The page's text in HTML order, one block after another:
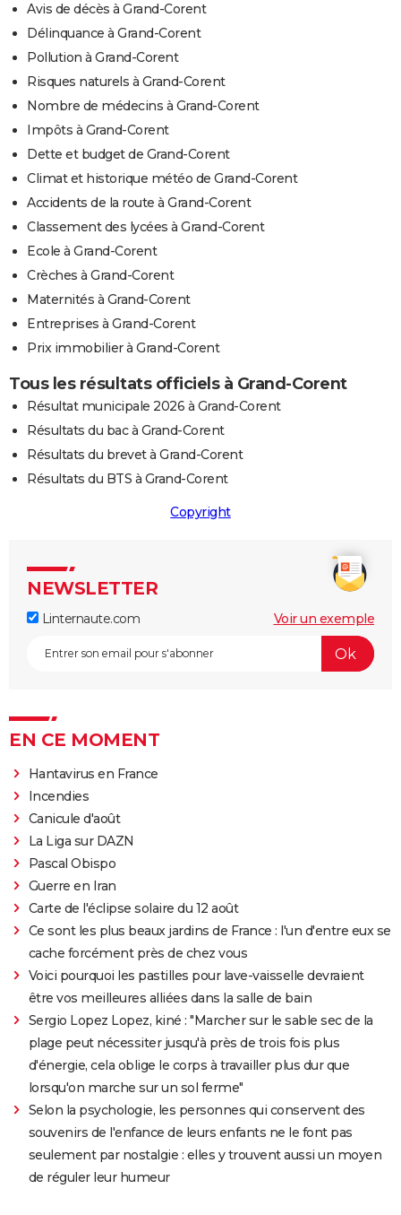
Avis de décès à Grand-Corent
Délinquance à Grand-Corent
Pollution à Grand-Corent
Risques naturels à Grand-Corent
Nombre de médecins à Grand-Corent
Impôts à Grand-Corent
Dette et budget de Grand-Corent
Climat et historique météo de Grand-Corent
Accidents de la route à Grand-Corent
Classement des lycées à Grand-Corent
Ecole à Grand-Corent
Crèches à Grand-Corent
Maternités à Grand-Corent
Entreprises à Grand-Corent
Prix immobilier à Grand-Corent
Tous les résultats officiels à Grand-Corent
Résultat municipale 2026 à Grand-Corent
Résultats du bac à Grand-Corent
Résultats du brevet à Grand-Corent
Résultats du BTS à Grand-Corent
Copyright
NEWSLETTER
Linternaute.com Voir un exemple
EN CE MOMENT
Hantavirus en France
Incendies
Canicule d'août
La Liga sur DAZN
Pascal Obispo
Guerre en Iran
Carte de l'éclipse solaire du 12 août
Ce sont les plus beaux jardins de France : l'un d'entre eux se
cache forcément près de chez vous
Voici pourquoi les pastilles pour lave-vaisselle devraient
être vos meilleures alliées dans la salle de bain
Sergio Lopez Lopez, kiné : "Marcher sur le sable sec de la
plage peut nécessiter jusqu'à près de trois fois plus
d'énergie, cela oblige le corps à travailler plus dur que
lorsqu'on marche sur un sol ferme"
Selon la psychologie, les personnes qui conservent des
souvenirs de l'enfance de leurs enfants ne le font pas
seulement par nostalgie : elles y trouvent aussi un moyen
de réguler leur humeur